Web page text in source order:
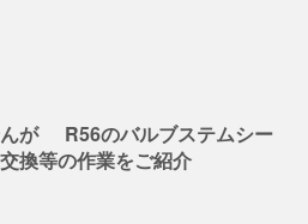
が
R56のバルブステムシー
換等の作業をご紹介